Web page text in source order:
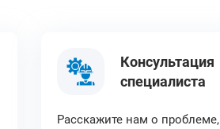
Консультация
специалиста
Расскажите нам о проблеме,